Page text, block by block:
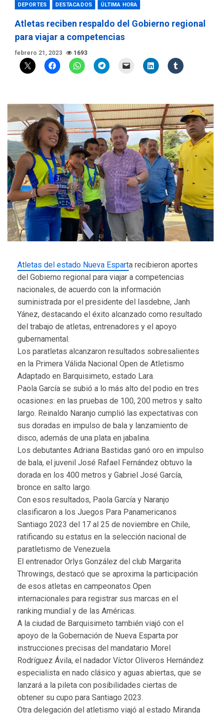
DEPORTES DESTACADOS ÚLTIMA HORA
Atletas reciben respaldo del Gobierno regional
para viajar a competencias
febrero 21, 2023 1693
Atletas del estado Nueva Esparta recibieron aportes
del Gobierno regional para viajar a competencias
nacionales, de acuerdo con la información
suministrada por el presidente del Iasdebne, Janh
Yánez, destacando el éxito alcanzado como resultado
del trabajo de atletas, entrenadores y el apoyo
gubernamental.
Los paratletas alcanzaron resultados sobresalientes
en la Primera Válida Nacional Open de Atletismo
Adaptado en Barquisimeto, estado Lara.
Paola García se subió a lo más alto del podio en tres
ocasiones: en las pruebas de 100, 200 metros y salto
largo. Reinaldo Naranjo cumplió las expectativas con
sus doradas en impulso de bala y lanzamiento de
disco, además de una plata en jabalina.
Los debutantes Adriana Bastidas ganó oro en impulso
de bala, el juvenil José Rafael Fernández obtuvo la
dorada en los 400 metros y Gabriel José García,
bronce en salto largo.
Con esos resultados, Paola García y Naranjo
clasificaron a los Juegos Para Panamericanos
Santiago 2023 del 17 al 25 de noviembre en Chile,
ratificando su estatus en la selección nacional de
paratletismo de Venezuela.
El entrenador Orlys González del club Margarita
Throwings, destacó que se aproxima la participación
de esos atletas en campeonatos Open
internacionales para registrar sus marcas en el
ranking mundial y de las Américas.
A la ciudad de Barquisimeto también viajó con el
apoyo de la Gobernación de Nueva Esparta por
instrucciones precisas del mandatario Morel
Rodríguez Ávila, el nadador Víctor Oliveros Hernández
especialista en nado clásico y aguas abiertas, que se
lanzará a la pileta con posibilidades ciertas de
obtener su cupo para Santiago 2023.
Otra delegación del atletismo viajó al estado Miranda